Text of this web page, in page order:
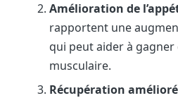
Amélioration de
rapportent une
qui peut aider à
musculaire.
Récupération